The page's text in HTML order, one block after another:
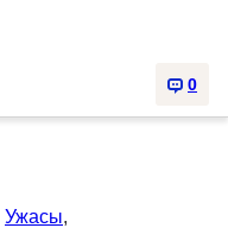
0
Ужасы,